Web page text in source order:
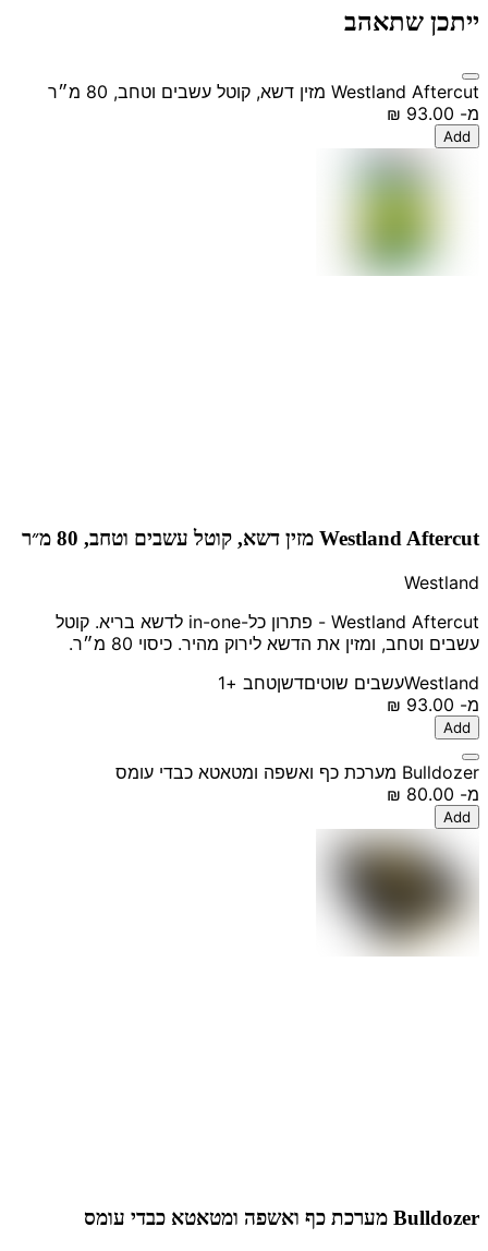
ייתכן שתאהב
Westland Aftercut מזין דשא, קוטל עשבים וטחב, 80 מ״ר
מ-
Add
Westland Aftercut מזין דשא, קוטל עשבים וטחב, 80 מ״ר
Westland
Westland Aftercut - פתרון כל-in-one לדשא בריא. קוטל
עשבים וטחב, ומזין את הדשא לירוק מהיר. כיסוי 80 מ״ר.
Westlandעשבים שוטיםדשןטחב +1
מ-
Add
Bulldozer מערכת כף ואשפה ומטאטא כבדי עומס
מ-
Add
Bulldozer מערכת כף ואשפה ומטאטא כבדי עומס